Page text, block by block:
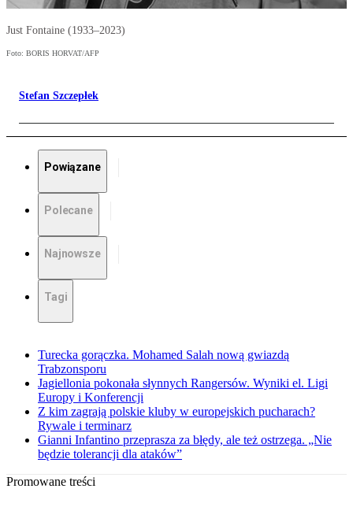
Just Fontaine (1933–2023)
Foto: BORIS HORVAT/AFP
Stefan Szczepłek
Powiązane
Polecane
Najnowsze
Tagi
Turecka gorączka. Mohamed Salah nową gwiazdą
Trabzonsporu
Jagiellonia pokonała słynnych Rangersów. Wyniki el. Ligi
Europy i Konferencji
Z kim zagrają polskie kluby w europejskich pucharach?
Rywale i terminarz
Gianni Infantino przeprasza za błędy, ale też ostrzega. „Nie
będzie tolerancji dla ataków”
Promowane treści